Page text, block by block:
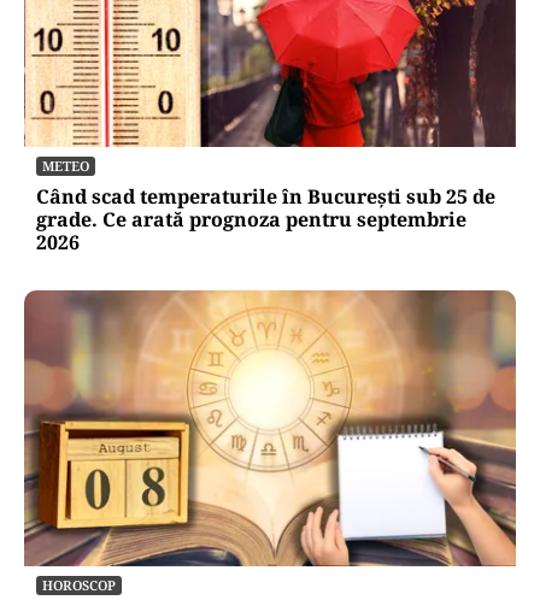
METEO
Când scad temperaturile în București sub 25 de
grade. Ce arată prognoza pentru septembrie
2026
HOROSCOP